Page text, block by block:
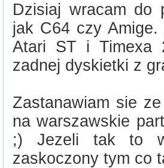
Dzisiaj wracam do
jak C64 czy Amige.
Atari ST i Timexa
zadnej dyskietki z
Zastanawiam sie
na warszawskie
;) Jezeli tak to
zaskoczony tym co